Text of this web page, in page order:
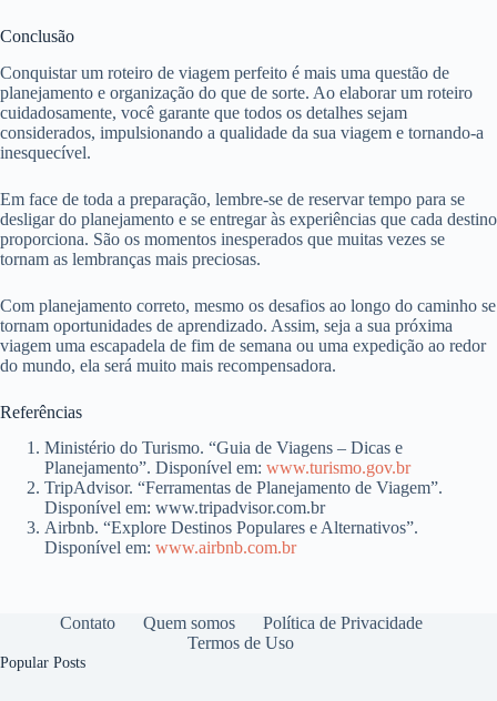
Conclusão
Conquistar um roteiro de viagem perfeito é mais uma questão de
planejamento e organização do que de sorte. Ao elaborar um roteiro
cuidadosamente, você garante que todos os detalhes sejam
considerados, impulsionando a qualidade da sua viagem e tornando-a
inesquecível.
Em face de toda a preparação, lembre-se de reservar tempo para se
desligar do planejamento e se entregar às experiências que cada destino
proporciona. São os momentos inesperados que muitas vezes se
tornam as lembranças mais preciosas.
Com planejamento correto, mesmo os desafios ao longo do caminho se
tornam oportunidades de aprendizado. Assim, seja a sua próxima
viagem uma escapadela de fim de semana ou uma expedição ao redor
do mundo, ela será muito mais recompensadora.
Referências
Ministério do Turismo. “Guia de Viagens – Dicas e
Planejamento”. Disponível em: www.turismo.gov.br
TripAdvisor. “Ferramentas de Planejamento de Viagem”.
Disponível em: www.tripadvisor.com.br
Airbnb. “Explore Destinos Populares e Alternativos”.
Disponível em: www.airbnb.com.br
Contato Quem somos
Política de Privacidade
Termos de Uso
Popular Posts